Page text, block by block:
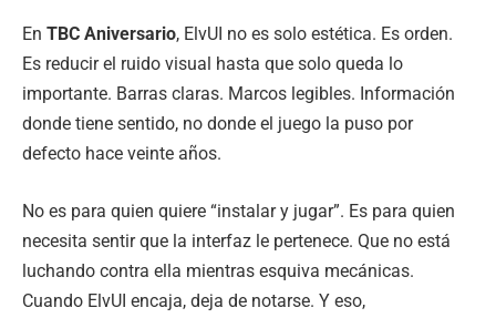
En TBC Aniversario, ElvUI no es solo estética. Es orden.
Es reducir el ruido visual hasta que solo queda lo
importante. Barras claras. Marcos legibles. Información
donde tiene sentido, no donde el juego la puso por
defecto hace veinte años.
No es para quien quiere “instalar y jugar”. Es para quien
necesita sentir que la interfaz le pertenece. Que no está
luchando contra ella mientras esquiva mecánicas.
Cuando ElvUI encaja, deja de notarse. Y eso,